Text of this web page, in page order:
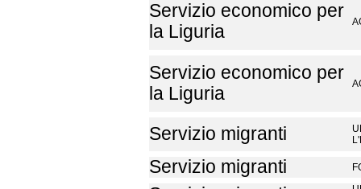
Servizio economico per
la Liguria
Servizio economico per
la Liguria
Servizio migranti
Servizio migranti